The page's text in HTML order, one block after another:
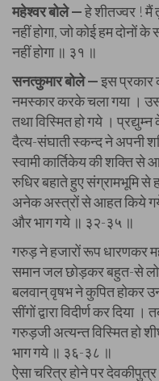
महेश्वर बोले —हे शीतज्वर !
नहीं होगा, जो कोई हम दोनों
नहीं होगा ॥ ३१ ॥
सनत्कुमार बोले —इस प्रकार
नमस्कार करके चला गया ।
तथा विस्मित हो गये ।
दैत्य-संघाती स्कन्द ने अपनी
स्वामी कार्तिकेय की शक्ति
रुधिर बहाते हुए संग्रामभूमि से
अनेक अस्त्रों से आहत किये गये
और भाग गये ॥ ३२-३५ ॥
गरुड़ ने हजारों रूप धारणकर
समान जल छोड़कर बहुत-से
बलवान् वृषभ ने कुपित होकर
सींगों द्वारा विदीर्ण कर दिया
गरुड़जी अत्यन्त विस्मित हो
भाग गये ॥ ३६-३८ ॥
ऐसा चरित्र होने पर